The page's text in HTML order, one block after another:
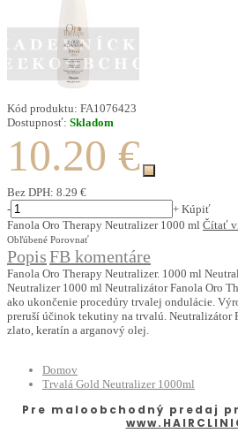
Kód produktu: FA1076423
Dostupnosť: Skladom
10.20 €
Bez DPH: 8.29 €
-
+ Kúpiť
Fanola Oro Therapy Neutralizer 1000 ml Čítať
Obľúbené Porovnať
PopisFB komentáre
Fanola Oro Therapy Neutralizer. 1000 ml
Neutralizer 1000 ml Neutralizátor Fanola Oro
ako ukončenie procedúry trvalej ondulácie.
preruší účinok tekutiny na trvalú. Neutralizátor
zlato, keratín a arganový olej.
Domov
Trvalá Gold Neutralizer 1000ml
Pre maloobchodný predaj